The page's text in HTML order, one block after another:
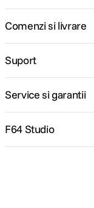
Comenzi si livrare
Suport
Service si garantii
F64 Studio